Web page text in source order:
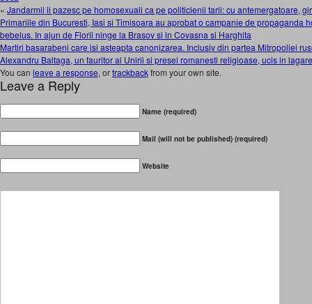
« Jandarmii ii pazesc pe homosexuali ca pe politicienii tarii: cu antemergatoare,
Primariile din Bucuresti, Iasi si Timisoara au aprobat o campanie de propaganda
bebelus. In ajun de Florii ninge la Brasov si in Covasna si Harghita
Martiri basarabeni care isi asteapta canonizarea. Inclusiv din partea Mitropoliei
Alexandru Baltaga, un fauritor al Unirii si presei romanesti religioase, ucis in
You can leave a response, ortrackbackfrom your own site.
Leave a Reply
Name (required)
Mail (will not be published) (required)
Website